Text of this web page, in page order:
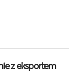
z eksportem